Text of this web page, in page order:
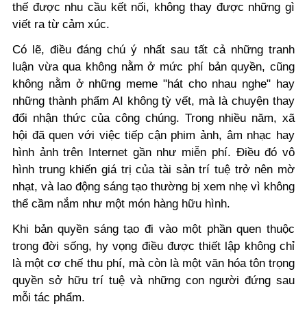
thế được nhu cầu kết nối, không thay được những gì
viết ra từ cảm xúc.
Có lẽ, điều đáng chú ý nhất sau tất cả những tranh
luận vừa qua không nằm ở mức phí bản quyền, cũng
không nằm ở những meme "hát cho nhau nghe" hay
những thành phẩm AI không tỳ vết, mà là chuyện thay
đổi nhận thức của công chúng. Trong nhiều năm, xã
hội đã quen với việc tiếp cận phim ảnh, âm nhạc hay
hình ảnh trên Internet gần như miễn phí. Điều đó vô
hình trung khiến giá trị của tài sản trí tuệ trở nên mờ
nhạt, và lao động sáng tạo thường bị xem nhẹ vì không
thể cầm nắm như một món hàng hữu hình.
Khi bản quyền sáng tạo đi vào một phần quen thuộc
trong đời sống, hy vọng điều được thiết lập không chỉ
là một cơ chế thu phí, mà còn là một văn hóa tôn trọng
quyền sở hữu trí tuệ và những con người đứng sau
mỗi tác phẩm.